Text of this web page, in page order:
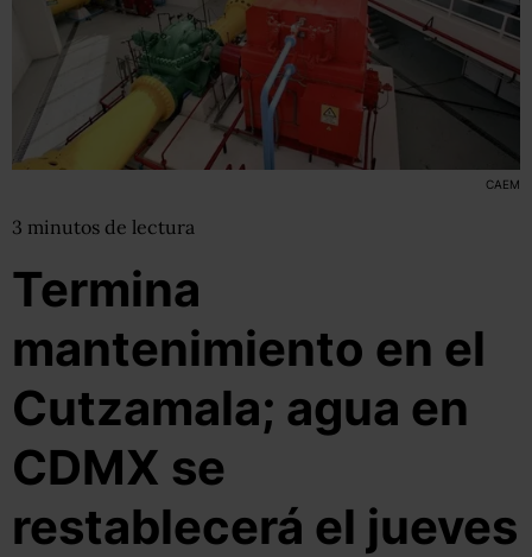
CAEM
3 minutos de lectura
Termina
mantenimiento en el
Cutzamala; agua en
CDMX se
restablecerá el jueves